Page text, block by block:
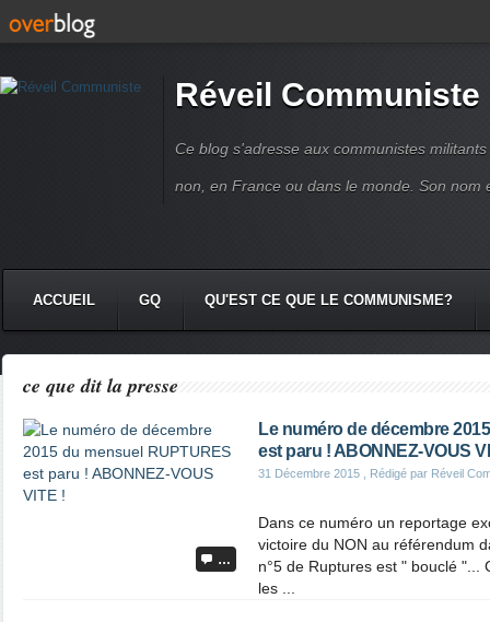
Réveil Communiste
Ce blog s'adresse aux communistes
non, en France ou dans le monde. Son nom
ACCUEIL GQ QU'EST CE QUE LE COMMUNISME?
ce que dit la presse
…
Le numéro de décembre
est paru ! ABONNEZ-VOUS
31 Décembre 2015 , Rédigé par Réveil
Dans ce numéro un reportage
victoire du NON au référendum
n°5 de Ruptures est " bouclé "...
les ...